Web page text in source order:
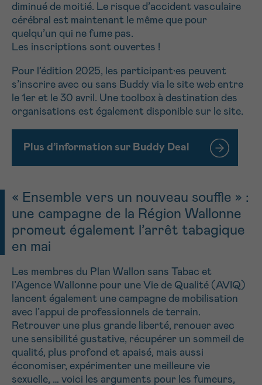
diminué de moitié. Le risque d’accident vasculaire
cérébral est maintenant le même que pour
quelqu’un qui ne fume pas.
Les inscriptions sont ouvertes !
Pour l’édition 2025, les participant·es peuvent
s’inscrire avec ou sans Buddy via le site web entre
le 1er et le 30 avril. Une toolbox à destination des
organisations est également disponible sur le site.
Plus d’information sur Buddy Deal
« Ensemble vers un nouveau souffle » :
une campagne de la Région Wallonne
promeut également l’arrêt tabagique
en mai
Les membres du Plan Wallon sans Tabac et
l’Agence Wallonne pour une Vie de Qualité (AVIQ)
lancent également une campagne de mobilisation
avec l’appui de professionnels de terrain.
Retrouver une plus grande liberté, renouer avec
une sensibilité gustative, récupérer un sommeil de
qualité, plus profond et apaisé, mais aussi
économiser, expérimenter une meilleure vie
sexuelle, … voici les arguments pour les fumeurs,